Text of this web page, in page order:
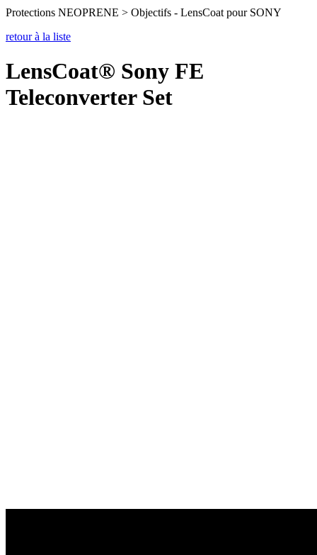
Protections NEOPRENE > Objectifs - LensCoat pour SONY
retour à la liste
LensCoat® Sony FE
Teleconverter Set